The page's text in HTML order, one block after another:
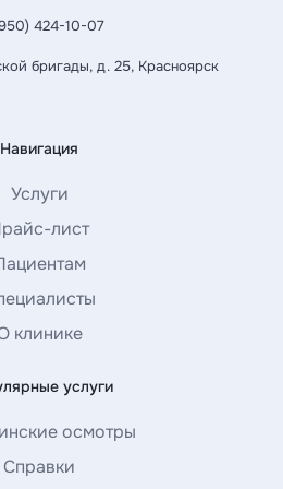
424-10-07
бригады, д. 25, Красноярск
Навигация
Услуги
лист
клинике
услуги
осмотры
Справки